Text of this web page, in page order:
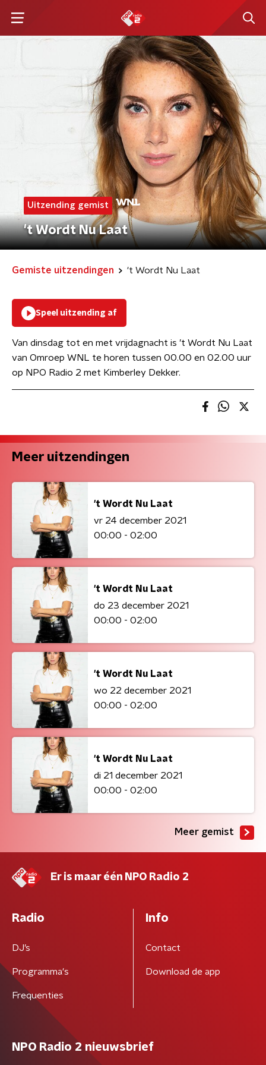
Uitzending gemist
't Wordt Nu Laat
Gemiste uitzendingen 't Wordt Nu Laat
Speel uitzending af
Van dinsdag tot en met vrijdagnacht is ’t Wordt Nu Laat
van Omroep WNL te horen tussen 00.00 en 02.00 uur
op NPO Radio 2 met Kimberley Dekker.
Meer uitzendingen
't Wordt Nu Laat
vr 24 december 2021
00:00 - 02:00
't Wordt Nu Laat
do 23 december 2021
00:00 - 02:00
't Wordt Nu Laat
wo 22 december 2021
00:00 - 02:00
't Wordt Nu Laat
di 21 december 2021
00:00 - 02:00
Meer gemist
Er is maar één NPO Radio 2
Radio
DJ’s
Programma's
Frequenties
Info
Contact
Download de app
NPO Radio 2 nieuwsbrief